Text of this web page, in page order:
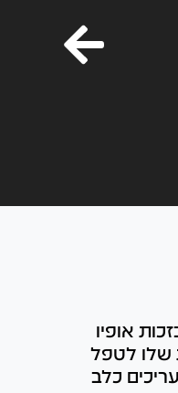
אופיו
שלו לטפל
כלב